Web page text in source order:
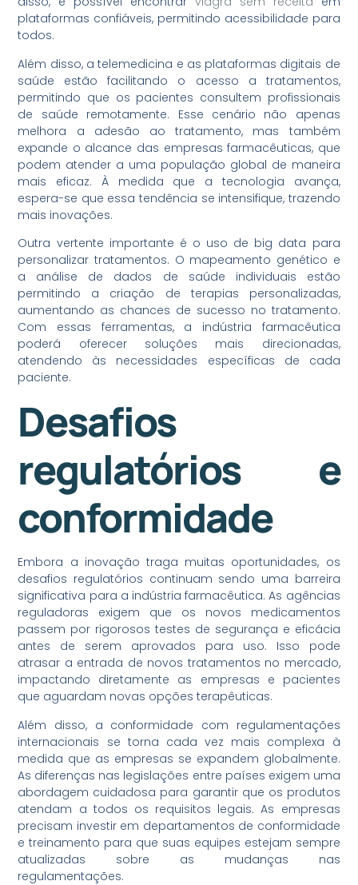
plataformas confiáveis, permitindo acessibilidade para
todos.
Além disso, a telemedicina e as plataformas digitais de
saúde estão facilitando o acesso a tratamentos,
permitindo que os pacientes consultem profissionais
de saúde remotamente. Esse cenário não apenas
melhora a adesão ao tratamento, mas também
expande o alcance das empresas farmacêuticas, que
podem atender a uma população global de maneira
mais eficaz. À medida que a tecnologia avança,
espera-se que essa tendência se intensifique, trazendo
mais inovações.
Outra vertente importante é o uso de big data para
personalizar tratamentos. O mapeamento genético e
a análise de dados de saúde individuais estão
permitindo a criação de terapias personalizadas,
aumentando as chances de sucesso no tratamento.
Com essas ferramentas, a indústria farmacêutica
poderá oferecer soluções mais direcionadas,
atendendo às necessidades específicas de cada
paciente.
Desafios
regulatórios e
conformidade
Embora a inovação traga muitas oportunidades, os
desafios regulatórios continuam sendo uma barreira
significativa para a indústria farmacêutica. As agências
reguladoras exigem que os novos medicamentos
passem por rigorosos testes de segurança e eficácia
antes de serem aprovados para uso. Isso pode
atrasar a entrada de novos tratamentos no mercado,
impactando diretamente as empresas e pacientes
que aguardam novas opções terapêuticas.
Além disso, a conformidade com regulamentações
internacionais se torna cada vez mais complexa à
medida que as empresas se expandem globalmente.
As diferenças nas legislações entre países exigem uma
abordagem cuidadosa para garantir que os produtos
atendam a todos os requisitos legais. As empresas
precisam investir em departamentos de conformidade
e treinamento para que suas equipes estejam sempre
atualizadas sobre as mudanças nas
regulamentações.